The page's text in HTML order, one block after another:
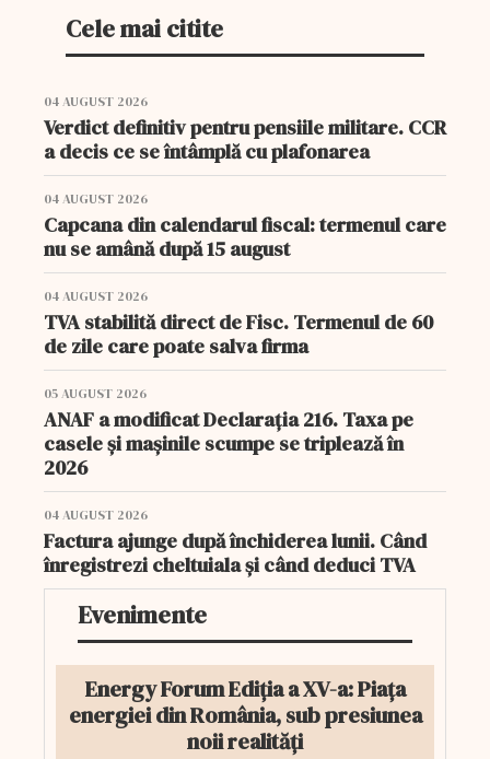
Cele mai citite
04 AUGUST 2026
Verdict definitiv pentru pensiile militare. CCR
a decis ce se întâmplă cu plafonarea
04 AUGUST 2026
Capcana din calendarul fiscal: termenul care
nu se amână după 15 august
04 AUGUST 2026
TVA stabilită direct de Fisc. Termenul de 60
de zile care poate salva firma
05 AUGUST 2026
ANAF a modificat Declarația 216. Taxa pe
casele și mașinile scumpe se triplează în
2026
04 AUGUST 2026
Factura ajunge după închiderea lunii. Când
înregistrezi cheltuiala și când deduci TVA
Evenimente
Energy Forum Ediția a XV-a: Piața
energiei din România, sub presiunea
noii realități